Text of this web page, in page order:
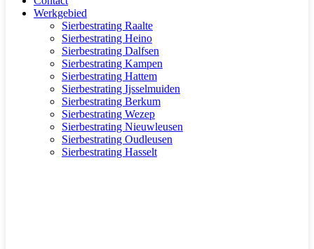
Werkgebied
Sierbestrating Raalte
Sierbestrating Heino
Sierbestrating Dalfsen
Sierbestrating Kampen
Sierbestrating Hattem
Sierbestrating Ijsselmuiden
Sierbestrating Berkum
Sierbestrating Wezep
Sierbestrating Nieuwleusen
Sierbestrating Oudleusen
Sierbestrating Hasselt